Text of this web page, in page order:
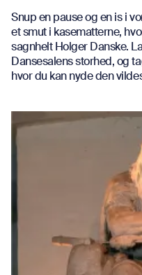
Snup en pause og en is i
et smut i kasematterne,
sagnhelt Holger Danske.
Dansesalens storhed, og
hvor du kan nyde den